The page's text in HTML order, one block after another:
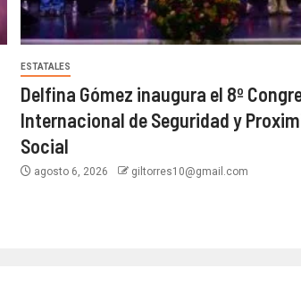
ESTATALES
Delfina Gómez inaugura el 8º
Internacional de Seguridad y
Social
agosto 6, 2026 giltorres10@gmail.com